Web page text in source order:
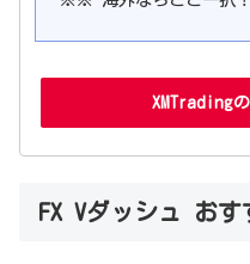
XMTrading
FX Vダッシュ おす